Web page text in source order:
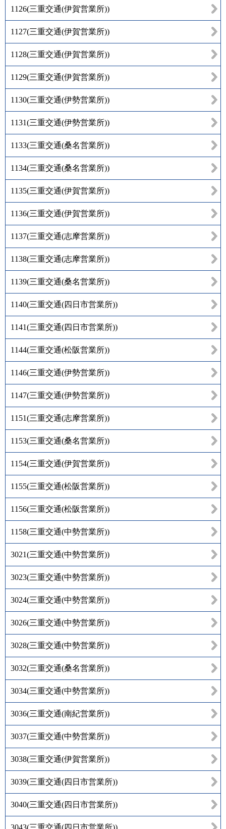
1126(三重交通(伊賀営業所))
1127(三重交通(伊賀営業所))
1128(三重交通(伊賀営業所))
1129(三重交通(伊賀営業所))
1130(三重交通(伊勢営業所))
1131(三重交通(伊勢営業所))
1133(三重交通(桑名営業所))
1134(三重交通(桑名営業所))
1135(三重交通(伊賀営業所))
1136(三重交通(伊賀営業所))
1137(三重交通(志摩営業所))
1138(三重交通(志摩営業所))
1139(三重交通(桑名営業所))
1140(三重交通(四日市営業所))
1141(三重交通(四日市営業所))
1144(三重交通(松阪営業所))
1146(三重交通(伊勢営業所))
1147(三重交通(伊勢営業所))
1151(三重交通(志摩営業所))
1153(三重交通(桑名営業所))
1154(三重交通(伊賀営業所))
1155(三重交通(松阪営業所))
1156(三重交通(松阪営業所))
1158(三重交通(中勢営業所))
3021(三重交通(中勢営業所))
3023(三重交通(中勢営業所))
3024(三重交通(中勢営業所))
3026(三重交通(中勢営業所))
3028(三重交通(中勢営業所))
3032(三重交通(桑名営業所))
3034(三重交通(中勢営業所))
3036(三重交通(南紀営業所))
3037(三重交通(中勢営業所))
3038(三重交通(伊賀営業所))
3039(三重交通(四日市営業所))
3040(三重交通(四日市営業所))
3043(三重交通(四日市営業所))